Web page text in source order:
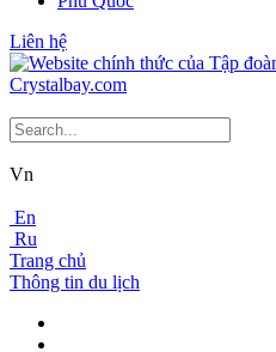
Liên hệ
Vn
En
Ru
Trang chủ
Thông tin du lịch